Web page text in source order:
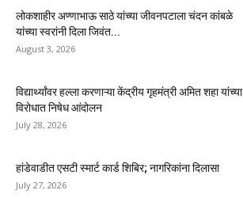
लोकशाहीर अण्णाभाऊ साठे यांच्या जीवनपटाला चंदन कांबळे
यांच्या स्वरांनी दिला जिवंत...
August 3, 2026
विद्यार्थ्यांवर हल्ला करणाऱ्या केंद्रीय गृहमंत्री अमित शहा यांच्या
विरोधात निषेध आंदोलन
July 28, 2026
हांडेवाडीत एसटी स्मार्ट कार्ड शिबिर; नागरिकांना दिलासा
July 27, 2026